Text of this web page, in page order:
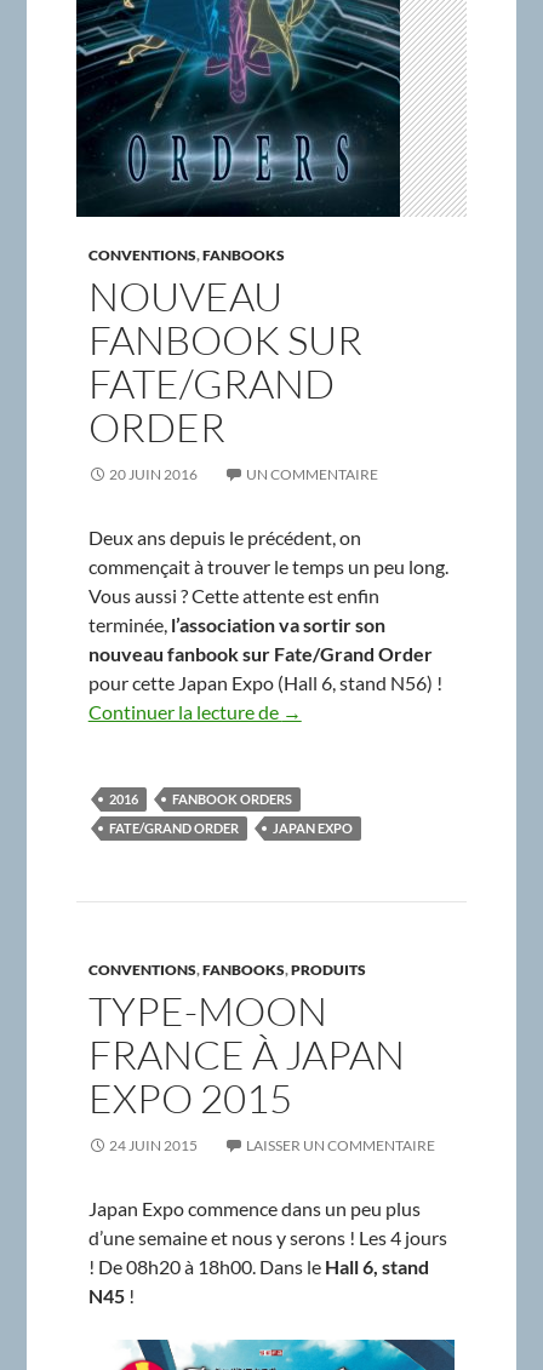
CONVENTIONS,FANBOOKS
NOUVEAU
FANBOOK SUR
FATE/GRAND
ORDER
20 JUIN 2016 UN COMMENTAIRE
Deux ans depuis le précédent, on
commençait à trouver le temps un peu long.
Vous aussi ? Cette attente est enfin
terminée, l’association va sortir son
nouveau fanbook sur Fate/Grand Order
pour cette Japan Expo (Hall 6, stand N56) !
Continuer la lecture de Nouveau fanbook sur Fate/
→
2016
FANBOOK ORDERS
FATE/GRAND ORDER
JAPAN EXPO
CONVENTIONS,FANBOOKS,PRODUITS
TYPE-MOON
FRANCE À JAPAN
EXPO 2015
24 JUIN 2015 LAISSER UN COMMENTAIRE
Japan Expo commence dans un peu plus
d’une semaine et nous y serons ! Les 4 jours
! De 08h20 à 18h00. Dans le Hall 6, stand
N45!